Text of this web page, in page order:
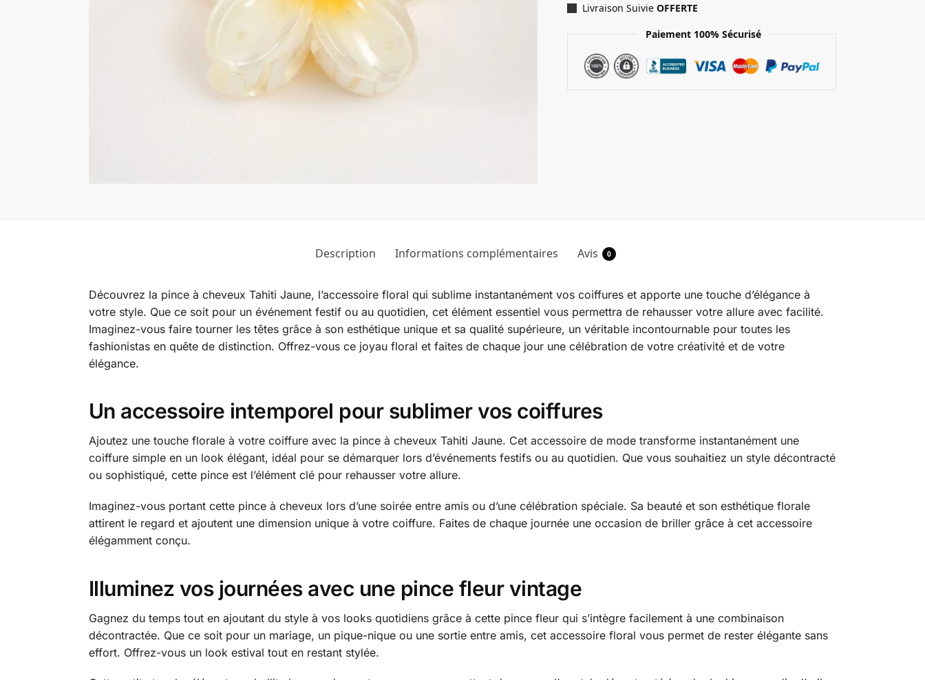
Livraison SuivieOFFERTE
Paiement 100% Sécurisé
Description Informations complémentaires Avis 0
Découvrez la pince à cheveux Tahiti Jaune, l’accessoire floral qui sublime instantanément vos coiffures et apporte une touche d’élégance à
votre style. Que ce soit pour un événement festif ou au quotidien, cet élément essentiel vous permettra de rehausser votre allure avec facilité.
Imaginez-vous faire tourner les têtes grâce à son esthétique unique et sa qualité supérieure, un véritable incontournable pour toutes les
fashionistas en quête de distinction. Offrez-vous ce joyau floral et faites de chaque jour une célébration de votre créativité et de votre
élégance.
Un accessoire intemporel pour sublimer vos coiffures
Ajoutez une touche florale à votre coiffure avec la pince à cheveux Tahiti Jaune. Cet accessoire de mode transforme instantanément une
coiffure simple en un look élégant, idéal pour se démarquer lors d’événements festifs ou au quotidien. Que vous souhaitiez un style décontracté
ou sophistiqué, cette pince est l’élément clé pour rehausser votre allure.
Imaginez-vous portant cette pince à cheveux lors d’une soirée entre amis ou d’une célébration spéciale. Sa beauté et son esthétique florale
attirent le regard et ajoutent une dimension unique à votre coiffure. Faites de chaque journée une occasion de briller grâce à cet accessoire
élégamment conçu.
Illuminez vos journées avec une pince fleur vintage
Gagnez du temps tout en ajoutant du style à vos looks quotidiens grâce à cette pince fleur qui s’intègre facilement à une combinaison
décontractée. Que ce soit pour un mariage, un pique-nique ou une sortie entre amis, cet accessoire floral vous permet de rester élégante sans
effort. Offrez-vous un look estival tout en restant stylée.